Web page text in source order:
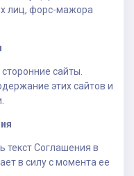
лиц, форс-мажора
сайты.
этих сайтов и
текст Соглашения в
в силу с момента ее